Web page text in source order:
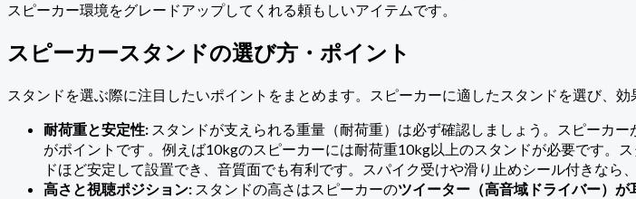
スピーカー環境をグレードアップしてくれる頼もしいアイテムです。
スピーカースタンドの選び方・ポイント
スタンドを選ぶ際に注目したいポイントをまとめます。スピーカーに適したスタンドを選び、効
耐荷重と安定性: スタンドが支えられる重量（耐荷重）は必ず確認しましょう。スピーカ
がポイントです 。例えば10kgのスピーカーには耐荷重10kg以上のスタンドが必要です。
ドほど安定して設置でき、音質面でも有利です。スパイク受けや滑り止めシール付きなら
高さと視聴ポジション: スタンドの高さはスピーカーのツイーター（高音域ドライバー）が